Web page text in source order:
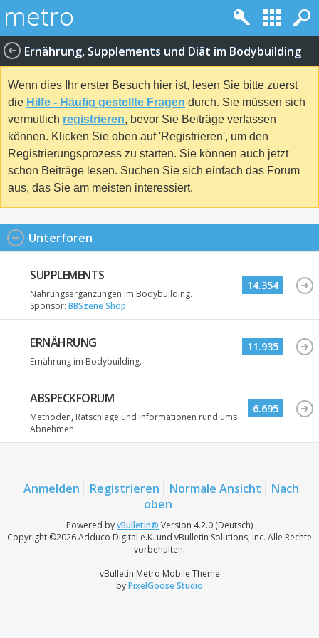
Ernährung, Supplements und Diät im Bodybuilding
Wenn dies Ihr erster Besuch hier ist, lesen Sie bitte zuerst
die Hilfe - Häufig gestellte Fragen durch. Sie müssen sich
vermutlich registrieren, bevor Sie Beiträge verfassen
können. Klicken Sie oben auf 'Registrieren', um den
Registrierungsprozess zu starten. Sie können auch jetzt
schon Beiträge lesen. Suchen Sie sich einfach das Forum
aus, das Sie am meisten interessiert.
Unterforen
SUPPLEMENTS
Nahrungsergänzungen im Bodybuilding.
Sponsor: BBSzene Shop
14.354
ERNÄHRUNG
Ernährung im Bodybuilding.
11.935
ABSPECKFORUM
Methoden, Ratschläge und Informationen rund ums
Abnehmen.
6.695
Anmelden Registrieren Normale Ansicht
Nach
oben
Powered byvBulletin® Version 4.2.0 (Deutsch)
Copyright ©2026 Adduco Digital e.K. und vBulletin Solutions, Inc. Alle Rechte
vorbehalten.
vBulletin Metro Mobile Theme
byPixelGoose Studio